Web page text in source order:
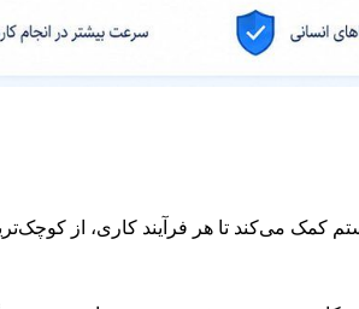
کمک می‌کند تا هر فرآیند کاری، از